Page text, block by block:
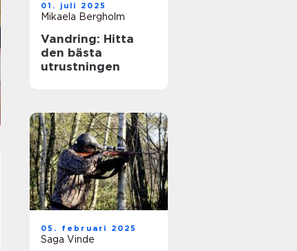
01. juli 2025
Mikaela Bergholm
Vandring: Hitta
den bästa
utrustningen
05. februari 2025
Saga Vinde